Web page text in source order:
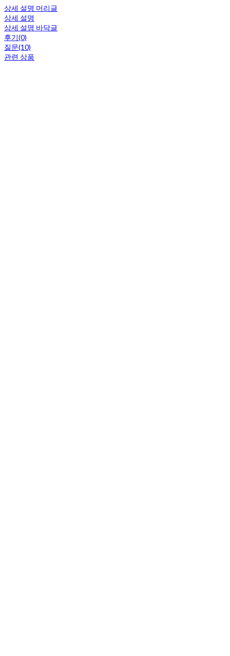
상세 설명 머리글
상세 설명
상세 설명 바닥글
후기(0)
질문(10)
관련 상품